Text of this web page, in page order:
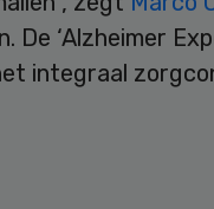
De ‘Alzheimer
integraal